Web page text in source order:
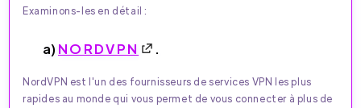
Examinons-les en détail :
a) NORDVPN .
NordVPN est l'un des fournisseurs de services VPN les plus
rapides au monde qui vous permet de vous connecter à plus de